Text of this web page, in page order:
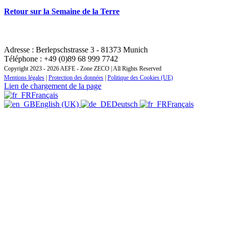
Retour sur la Semaine de la Terre
Adresse : Berlepschstrasse 3 - 81373 Munich
Téléphone : +49 (0)89 68 999 7742
Copyright 2023 - 2026 AEFE - Zone ZECO | All Rights Reserved
Mentions légales | Protection des données | Politique des Cookies (UE)
Lien de chargement de la page
Français
English (UK)
Deutsch Français